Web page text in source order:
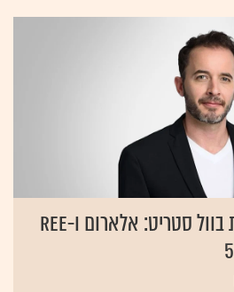
הישראליות שנופלות בוול סטריט: אלארום ו-REE